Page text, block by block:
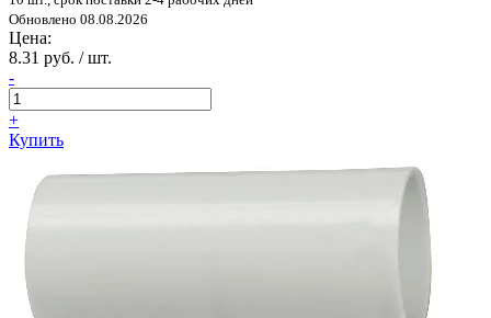
Обновлено 08.08.2026
Цена:
8.31 руб. / шт.
-
+
Купить